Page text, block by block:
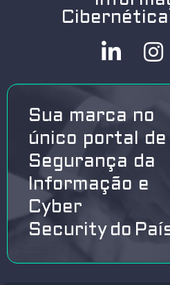
Cibernética
Sua marca no
único portal de
Segurança da
Informação e
Cyber
Security do